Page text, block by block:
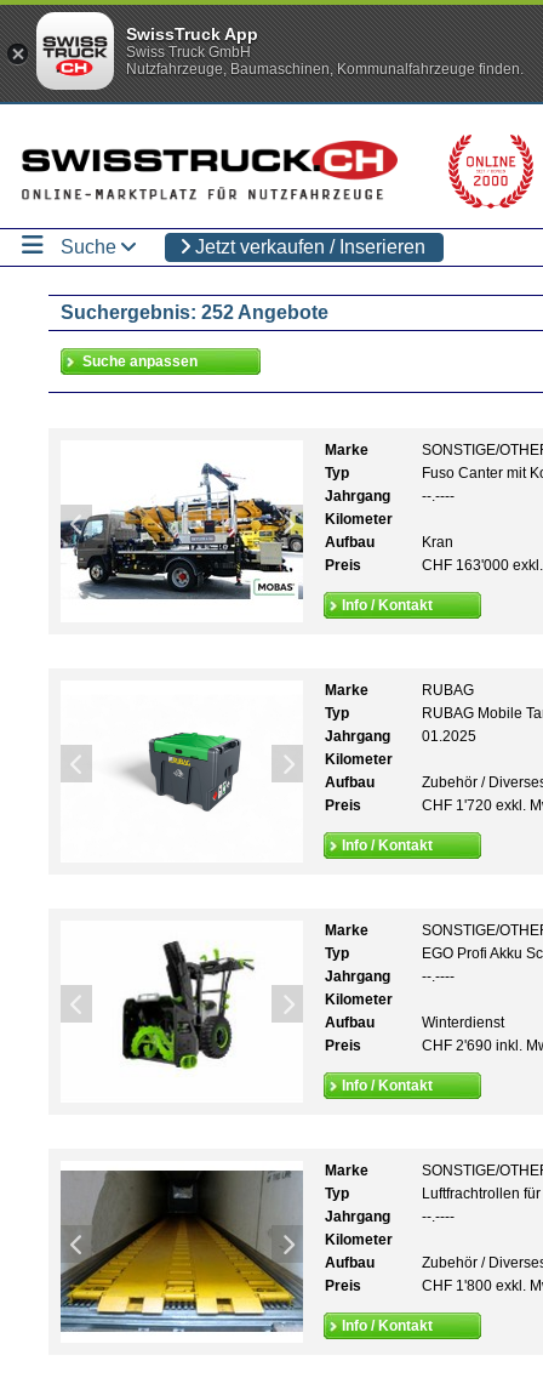
Suche Jetzt verkaufen / Inserieren
Suchergebnis: 252 Angebote
Marke
SONSTIGE/
Typ
Fuso Canter mit
Jahrgang
--.----
Kilometer
Aufbau
Kran
Preis
CHF 163'000
Info / Kontakt
Marke
RUBAG
Typ
RUBAG Mobile
Jahrgang
01.2025
Kilometer
Aufbau
Zubehör /
Preis
CHF 1'720 exkl.
Info / Kontakt
Marke
SONSTIGE/
Typ
EGO Profi Akku
Jahrgang
--.----
Kilometer
Aufbau
Winterdienst
Preis
CHF 2'690 inkl.
Info / Kontakt
Marke
SONSTIGE/
Typ
Luftfrachtrollen
Jahrgang
--.----
Kilometer
Aufbau
Zubehör /
Preis
CHF 1'800 exkl.
Info / Kontakt
SwissTruck App
Swiss Truck GmbH
Nutzfahrzeuge, Baumaschinen, Kommunalfahrzeuge finden.